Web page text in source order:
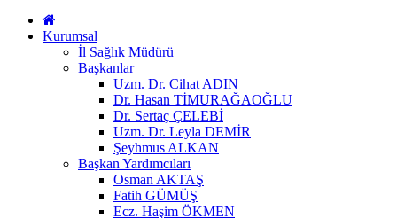
Kurumsal
İl Sağlık Müdürü
Başkanlar
Uzm. Dr. Cihat ADIN
Dr. Hasan TİMURAĞAOĞLU
Dr. Sertaç ÇELEBİ
Uzm. Dr. Leyla DEMİR
Şeyhmus ALKAN
Başkan Yardımcıları
Osman AKTAŞ
Fatih GÜMÜŞ
Ecz. Haşim ÖKMEN